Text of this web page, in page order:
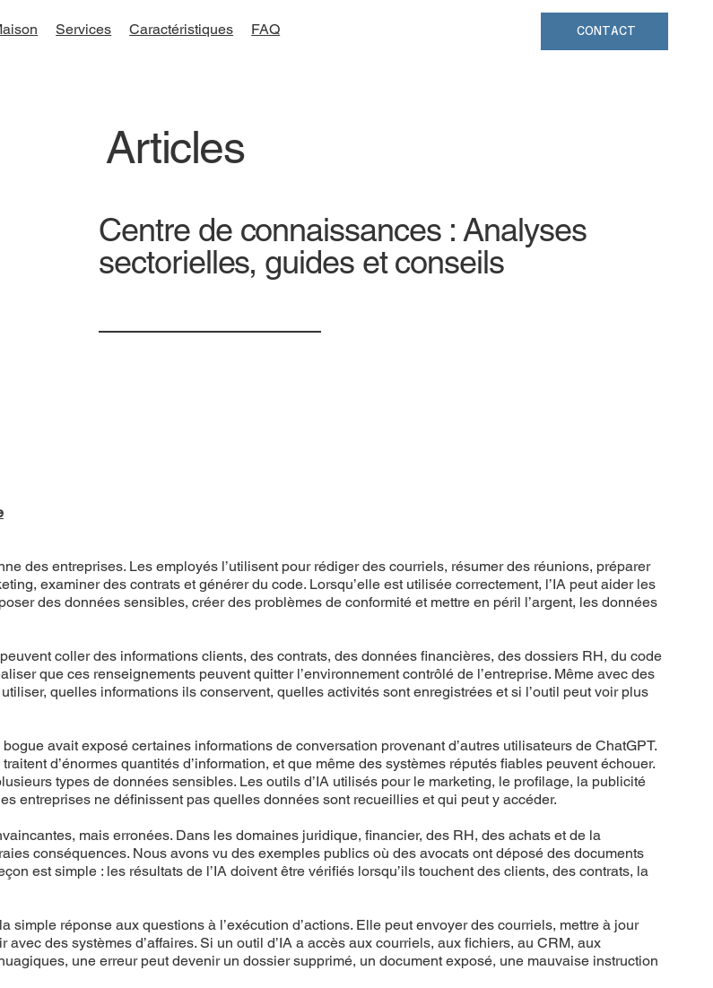
Services Caractéristiques FAQ CONTACT
Articles
Centre de connaissances : Analyses
sectorielles, guides et conseils
des entreprises. Les employés l’utilisent pour rédiger des courriels, résumer des réunions, préparer
examiner des contrats et générer du code. Lorsqu’elle est utilisée correctement, l’IA peut aider les
des données sensibles, créer des problèmes de conformité et mettre en péril l’argent, les données
coller des informations clients, des contrats, des données financières, des dossiers RH, du code
que ces renseignements peuvent quitter l’environnement contrôlé de l’entreprise. Même avec des
quelles informations ils conservent, quelles activités sont enregistrées et si l’outil peut voir plus
avait exposé certaines informations de conversation provenant d’autres utilisateurs de ChatGPT.
d’énormes quantités d’information, et que même des systèmes réputés fiables peuvent échouer.
types de données sensibles. Les outils d’IA utilisés pour le marketing, le profilage, la publicité
entreprises ne définissent pas quelles données sont recueillies et qui peut y accéder.
mais erronées. Dans les domaines juridique, financier, des RH, des achats et de la
conséquences. Nous avons vu des exemples publics où des avocats ont déposé des documents
est simple : les résultats de l’IA doivent être vérifiés lorsqu’ils touchent des clients, des contrats, la
simple réponse aux questions à l’exécution d’actions. Elle peut envoyer des courriels, mettre à jour
des systèmes d’affaires. Si un outil d’IA a accès aux courriels, aux fichiers, au CRM, aux
une erreur peut devenir un dossier supprimé, un document exposé, une mauvaise instruction